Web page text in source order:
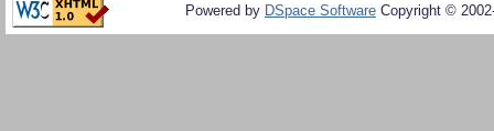
Powered by DSpace Software Copyright ©